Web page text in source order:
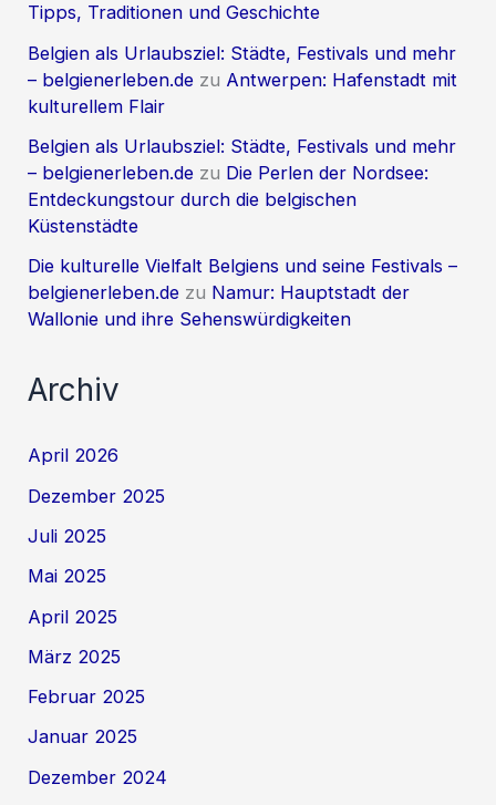
Tipps, Traditionen und Geschichte
Belgien als Urlaubsziel: Städte, Festivals und mehr
– belgienerleben.de zu Antwerpen: Hafenstadt mit
kulturellem Flair
Belgien als Urlaubsziel: Städte, Festivals und mehr
– belgienerleben.de zu Die Perlen der Nordsee:
Entdeckungstour durch die belgischen
Küstenstädte
Die kulturelle Vielfalt Belgiens und seine Festivals –
belgienerleben.de zu Namur: Hauptstadt der
Wallonie und ihre Sehenswürdigkeiten
Archiv
April 2026
Dezember 2025
Juli 2025
Mai 2025
April 2025
März 2025
Februar 2025
Januar 2025
Dezember 2024